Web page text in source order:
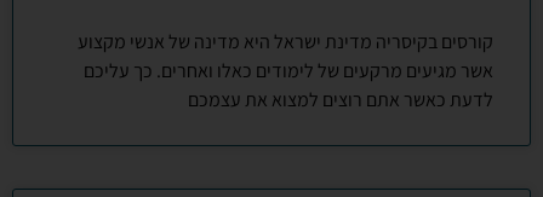
קורסים בקיסריה מדינת ישראל היא מדינה של אנשי מקצוע
אשר מגיעים מרקעים של לימודים כאלו ואחרים. כך עליכם
לדעת כאשר אתם רוצים למצוא את עצמכם